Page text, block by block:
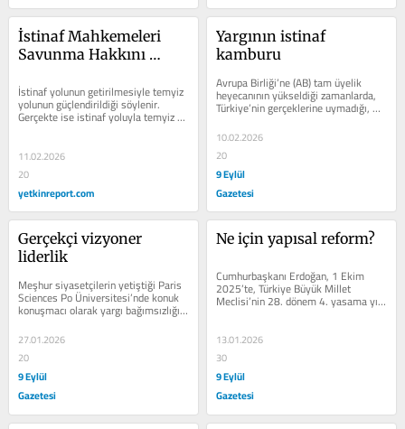
İstinaf Mahkemeleri
Savunma Hakkını
İstinaf yolunun getirilmesiyle temyiz
yolunun güçlendirildiği söylenir.
Gerçekte ise istinaf yoluyla temyiz
yolu kapatılan davalarda hakimlerin...
11.02.2026
20
yetkinreport.com
Yargının istinaf
kamburu
Avrupa Birliği’ne (AB) tam üyelik
heyecanının yükseldiği zamanlarda,
Türkiye’nin gerçeklerine uymadığı,
ihtiyacı da olmadığı halde,...
10.02.2026
20
9 Eylül
Gazetesi
Gerçekçi vizyoner
liderlik
Meşhur siyasetçilerin yetiştiği Paris
Sciences Po Üniversitesi’nde konuk
konuşmacı olarak yargı bağımsızlığı
ve siyaset ilişkisini...
27.01.2026
20
9 Eylül
Gazetesi
Ne için yapısal reform?
Cumhurbaşkanı Erdoğan, 1 Ekim
2025’te, Türkiye Büyük Millet
Meclisi’nin 28. dönem 4. yasama yılı
açılış toplantısında “ 2026...
13.01.2026
30
9 Eylül
Gazetesi